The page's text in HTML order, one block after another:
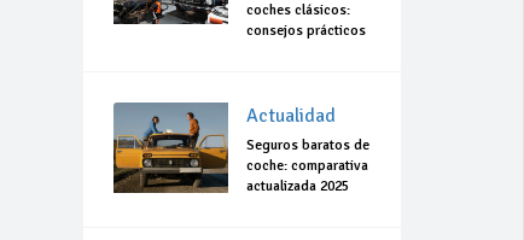
coches clásicos:
consejos prácticos
Actualidad
Seguros baratos de
coche: comparativa
actualizada 2025